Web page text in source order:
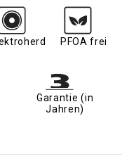
PFOA frei
Garantie (in
Jahren)